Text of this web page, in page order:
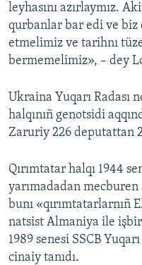
QOŞULIÑIZ!
RFE/RS bütün saytları
leyhasını azırlaymız.
qurbanlar bar edi ve biz
etmelimiz ve tarihnı
bermemelimiz», – dey
Ukraina Yuqarı Radası
halqınıñ genotsidi
Zaruriy 226 deputattan
Qırımtatar halqı 1944
yarımadadan
bunı «qırımtatarlarnıñ
natsist Almaniya ile
1989 senesi SSCB
cinaiy tanıdı.